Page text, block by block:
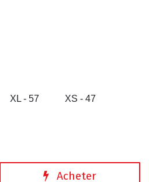
XL - 57 XS - 47
Acheter